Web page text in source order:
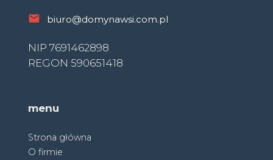
biuro@domynawsi.com.pl
NIP 7691462898
REGON 590651418
menu
Strona główna
O firmie